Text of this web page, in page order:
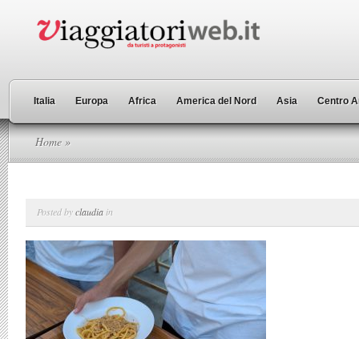
Italia Europa Africa America del Nord Asia Centro
Home »
Posted byclaudia in